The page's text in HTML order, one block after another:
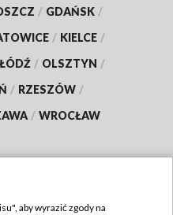
/ GDAŃSK /
/ KIELCE /
ŁÓDŹ / OLSZTYN /
/ RZESZÓW /
/ WROCŁAW
aby wyrazić zgody na